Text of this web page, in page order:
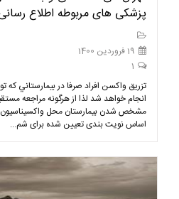
پزشکی های مربوطه اطلاع
19 فروردین 1400
1
تزريق واكسن افراد صرفا در بيمارستاني
انجام خواهد شد لذا از هرگونه مراجعه
مشخص شدن بیمارستان محل واکسیناسیون
اساس نویت بندی تعیین شده برای شم...